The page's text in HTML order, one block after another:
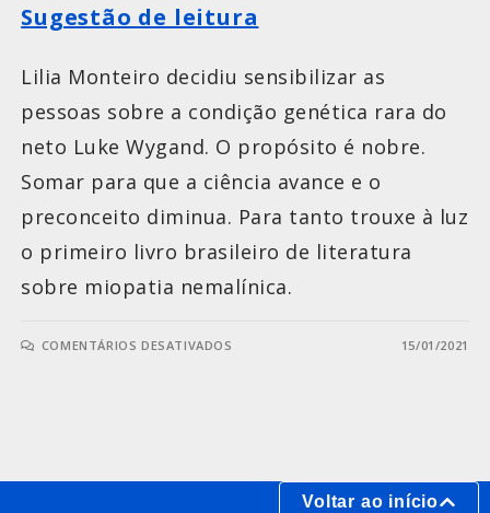
Sugestão de leitura
Lilia Monteiro decidiu sensibilizar as
pessoas sobre a condição genética rara do
neto Luke Wygand. O propósito é nobre.
Somar para que a ciência avance e o
preconceito diminua. Para tanto trouxe à luz
o primeiro livro brasileiro de literatura
sobre miopatia nemalínica.
COMENTÁRIOS DESATIVADOS 15/01/2021
Voltar ao início